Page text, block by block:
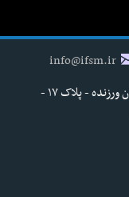
info@ifsm.ir
تهران - خیابان شهید مفتح جنوبی - خیابان ورزنده - پلاک ۱۷ -